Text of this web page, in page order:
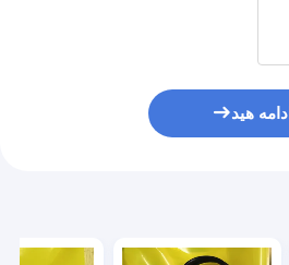
ادامه هید